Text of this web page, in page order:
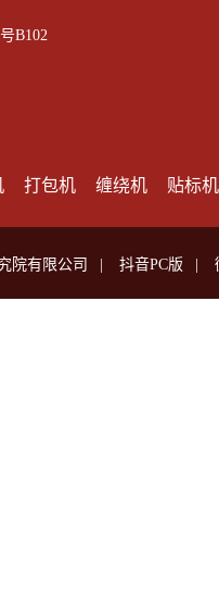
B102
打包机 缠绕机 贴标机
院有限公司 抖音PC版